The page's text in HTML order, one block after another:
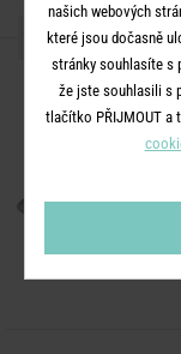
našich webových
které jsou dočasně
stránky souhlasíte s
že jste souhlasili s
tlačítko PŘIJMOUT a